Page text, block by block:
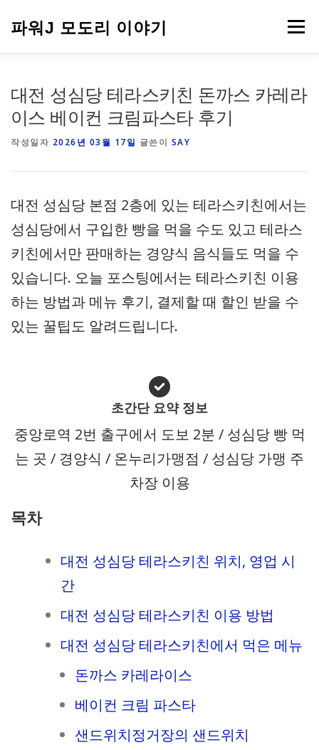
파워J 모도리 이야기 메뉴
대전 성심당 테라스키친 돈까스 카레라
이스 베이컨 크림파스타 후기
작성일자 2026년 03월 17일 글쓴이 SAY
대전 성심당 본점 2층에 있는 테라스키친에서는
성심당에서 구입한 빵을 먹을 수도 있고 테라스
키친에서만 판매하는 경양식 음식들도 먹을 수
있습니다. 오늘 포스팅에서는 테라스키친 이용
하는 방법과 메뉴 후기, 결제할 때 할인 받을 수
있는 꿀팁도 알려드립니다.
초간단 요약 정보
중앙로역 2번 출구에서 도보 2분 / 성심당 빵 먹
는 곳 / 경양식 / 온누리가맹점 / 성심당 가맹 주
차장 이용
목차
대전 성심당 테라스키친 위치, 영업 시
간
대전 성심당 테라스키친 이용 방법
대전 성심당 테라스키친에서 먹은 메뉴
돈까스 카레라이스
베이컨 크림 파스타
샌드위치정거장의 샌드위치